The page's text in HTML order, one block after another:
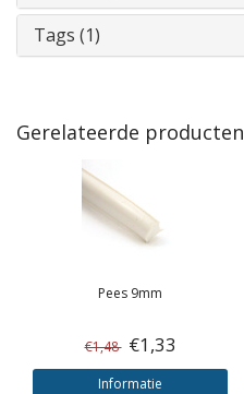
Tags (1)
Gerelateerde producten
Pees 9mm
€1,48 €1,33
Informatie